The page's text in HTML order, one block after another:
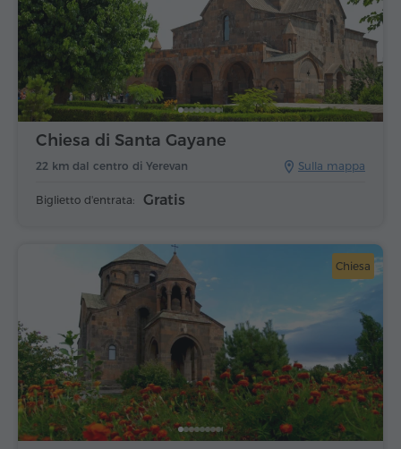
Sulla mappa
22 km dal centro di Yerevan
Chiesa di Santa Gayane
Biglietto d'entrata: Gratis
Chiesa